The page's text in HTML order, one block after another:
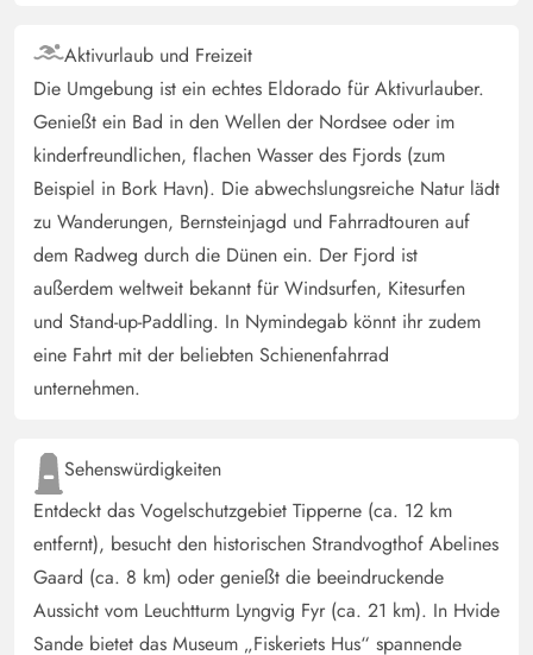
Deutschland
Die Lage ist toll. Das Haus aber ist unmodern. Das Bad
riecht unengenehm. Schalter der Steckdosen sind
hakelig. Bettdecken sind super. Hätte ich gern selber zu
Hause
Bernd Fiedler
Deutschland
5 von 5
5 out of 5
Ein gemütliches Ferienhaus. Klein, aber fein. Für etwas
füllige Menschen, sind die Betten etwas schmal. Die
Lage und Aussicht sind fantastisch. Verwandte finden
Julian Fellmann
Deutschland
4 von 5
4 von 5
4 out of 521/10/2024
Das Haus steht in einem süssen kleinen Wäldchen wo
man wirklich seine Ruhe hat, trotzdem wurden einige
Stellen ein bisschen frei geschnitten um ein schönen
Aktivurlaub und Freizeit
Die Umgebung ist ein echtes Eldorado für Aktivurlauber.
Genießt ein Bad in den Wellen der Nordsee oder im
kinderfreundlichen, flachen Wasser des Fjords (zum
Beispiel in Bork Havn). Die abwechslungsreiche Natur lädt
zu Wanderungen, Bernsteinjagd und Fahrradtouren auf
dem Radweg durch die Dünen ein. Der Fjord ist
außerdem weltweit bekannt für Windsurfen, Kitesurfen
und Stand-up-Paddling. In Nymindegab könnt ihr zudem
eine Fahrt mit der beliebten Schienenfahrrad
unternehmen.
Sehenswürdigkeiten
Entdeckt das Vogelschutzgebiet Tipperne (ca. 12 km
entfernt), besucht den historischen Strandvogthof Abelines
Gaard (ca. 8 km) oder genießt die beeindruckende
Aussicht vom Leuchtturm Lyngvig Fyr (ca. 21 km). In Hvide
Sande bietet das Museum „Fiskeriets Hus“ spannende